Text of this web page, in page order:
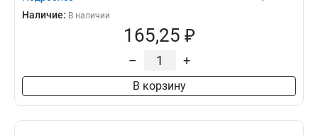
Наличие: В наличии
165,25 ₽
– +
В корзину